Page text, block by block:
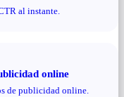
al instante.
online
de publicidad online.